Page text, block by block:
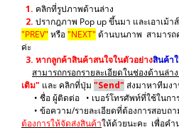
1. คลิกที่รูปภาพด้านล่าง
2. ปรากฎภาพ Pop up ขึ้นมา และเอาเม้
"PREV" หรือ"NEXT" ด้านบนภาพ สามารถ
ค่ะ
3. หากลูกค้าสินค้าสนใจในตัวอย่างสินค้า
สามารถกรอกรายละเอียดในช่องด้านล่าง
เติม" และ คลิกที่ปุ่ม "Send" ส่งมาหาทีมงา
• ชื่อ ผู้ติดต่อ • เบอร์โทรศัพท์ที่ใช้ในกา
• ข้อความ/รายละเอียดที่ต้องการสอบถา
ต้องการให้จัดส่งสินค้าให้ด้วยนะคะ เพื่อค